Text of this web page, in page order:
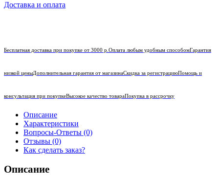
Доставка и оплата
Бесплатная доставка при покупке от 3000 р. Оплата любым удобным способомГарантия
низкой ценыДополнительная гарантия от магазинаСкидка за регистрациюПомощь и
консультация при покупкеВысокое качество товараПокупка в рассрочку
Описание
Характеристики
Вопросы-Ответы (0)
Отзывы (0)
Как сделать заказ?
Описание